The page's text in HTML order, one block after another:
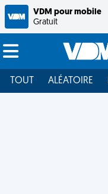
VDM pour mobile
Gratuit
TOUT ALÉATOIRE